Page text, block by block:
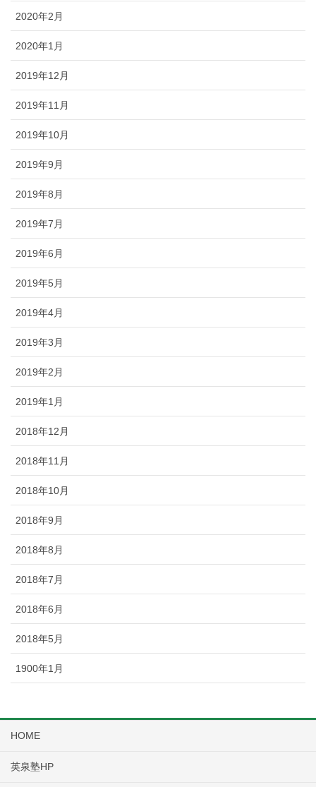
2020年2月
2020年1月
2019年12月
2019年11月
2019年10月
2019年9月
2019年8月
2019年7月
2019年6月
2019年5月
2019年4月
2019年3月
2019年2月
2019年1月
2018年12月
2018年11月
2018年10月
2018年9月
2018年8月
2018年7月
2018年6月
2018年5月
1900年1月
HOME
英泉塾HP